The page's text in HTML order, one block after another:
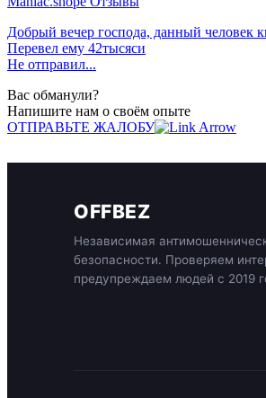
Добрый вечер господа, данный человек
Перевел ему 42тысяси
Не отправил...
Вас обманули?
Напишите нам о своём опыте
ОТПРАВЬТЕ ЖАЛОБУ
OFFBEZ
Независимая
безопасности. Проверяем
предупреждаем людей с 2019